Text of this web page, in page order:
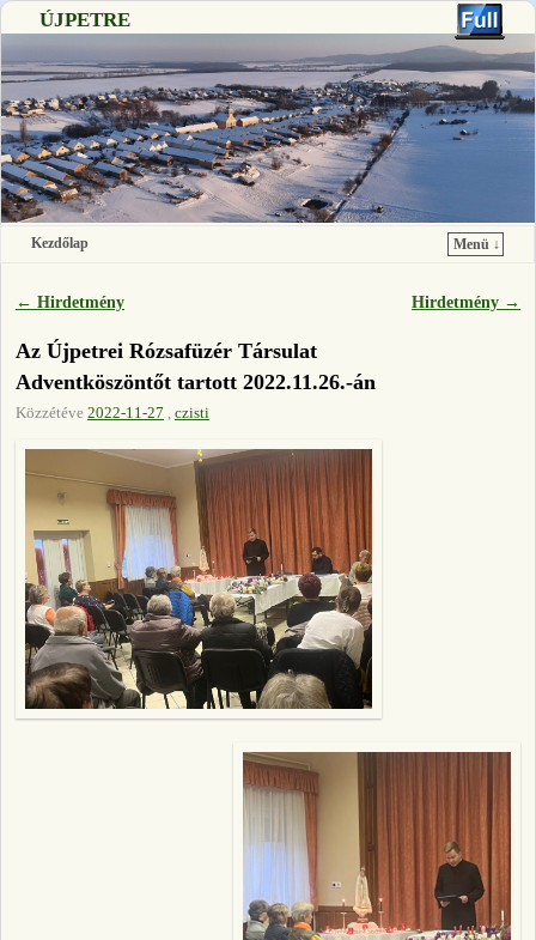
ÚJPETRE
Kezdőlap
Menü ↓
Bejegyzés navigáció
← Hirdetmény Hirdetmény →
Az Újpetrei Rózsafüzér Társulat
Adventköszöntőt tartott 2022.11.26.-án
Közzétéve 2022-11-27 czisti